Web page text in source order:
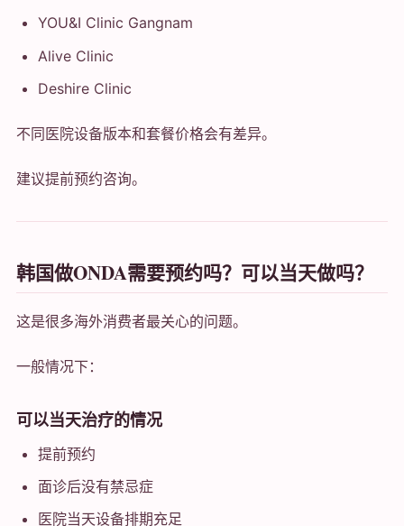
YOU&I Clinic Gangnam
Alive Clinic
Deshire Clinic
不同医院设备版本和套餐价格会有差异。
建议提前预约咨询。
韩国做ONDA需要预约吗？可以当天做吗？
这是很多海外消费者最关心的问题。
一般情况下：
可以当天治疗的情况
提前预约
面诊后没有禁忌症
医院当天设备排期充足